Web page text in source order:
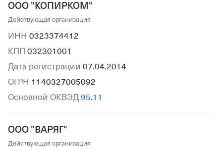
ООО "КОПИРКОМ"
Действующая организация
ИНН 0323374412
КПП 032301001
Дата регистрации 07.04.2014
ОГРН 1140327005092
Основной ОКВЭД 95.11
ООО "ВАРЯГ"
Действующая организация